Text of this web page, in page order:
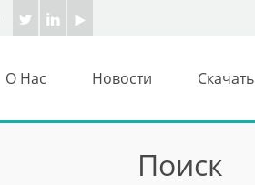
О Нас Новости Скачать
Поиск